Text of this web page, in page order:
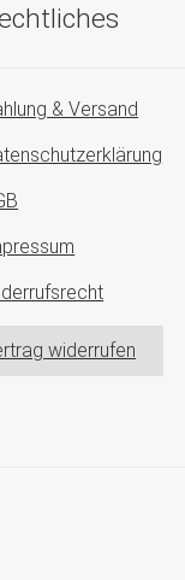
& Versand
widerrufen